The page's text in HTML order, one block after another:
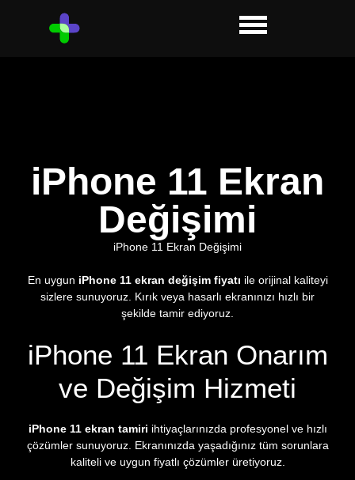
iPhone 11 Ekran
Değişimi
iPhone 11 Ekran Değişimi
En uygun iPhone 11 ekran değişim fiyatı ile orijinal kaliteyi
sizlere sunuyoruz. Kırık veya hasarlı ekranınızı hızlı bir
şekilde tamir ediyoruz.
iPhone 11 Ekran Onarım
ve Değişim Hizmeti
iPhone 11 ekran tamiri ihtiyaçlarınızda profesyonel ve hızlı
çözümler sunuyoruz. Ekranınızda yaşadığınız tüm sorunlara
kaliteli ve uygun fiyatlı çözümler üretiyoruz.